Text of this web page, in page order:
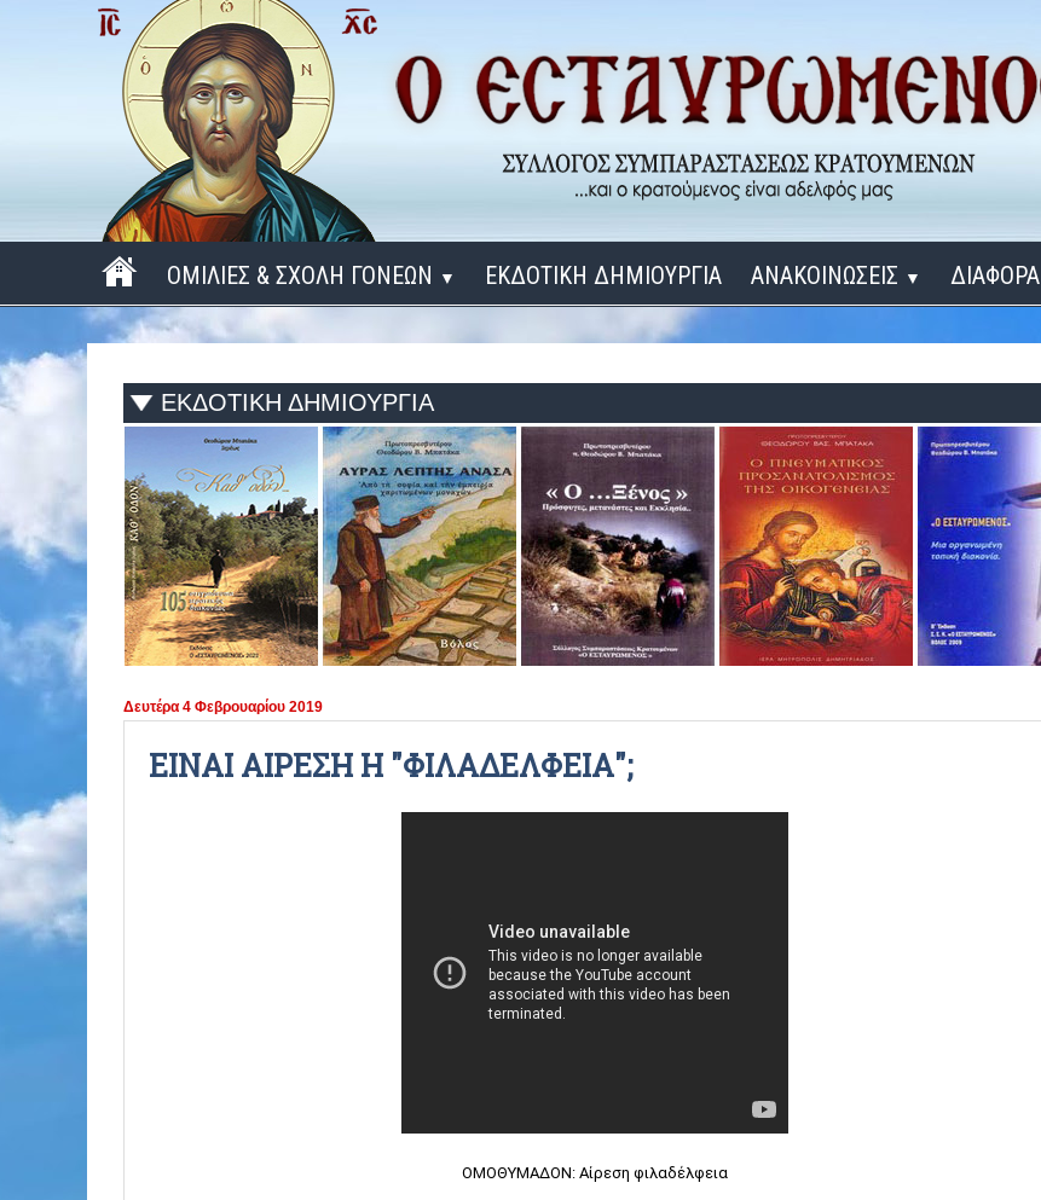
ΟΜΙΛΙΕΣ & ΣΧΟΛΗ ΓΟΝΕΩΝ ▼
ΠΕΡΙΟΔΟΣ 2025 - 2026
ΠΕΡΙΟΔΟΣ 2024 - 2025
ΠΕΡΙΟΔΟΣ 2023 - 2024
ΠΕΡΙΟΔΟΣ 2022 - 2023
ΠΕΡΙΟΔΟΣ 2021 - 2022
ΠΕΡΙΟΔΟΣ 2020 - 2021
ΕΚΔΟΤΙΚΗ ΔΗΜΙΟΥΡΓΙΑ ΑΝΑΚΟΙΝΩΣΕΙΣ ▼
ΔΙΔΑΞΟΝ ΜΕ, ΚΥΡΙΕ
ΓΙΑ ΤΟΥΣ ΜΙΚΡΟΥΣ ΜΑΣ ΦΙΛΟΥΣ
ΡΑΔΙΟΦΩΝΙΚΕΣ ΕΚΠΟΜΠΕΣ
ΒΙΝΤΕΟ
ΔΙΑΦΟΡΑ
ΕΚΔΟΤΙΚΗ ΔΗΜΙΟΥΡΓΙΑ
Δευτέρα 4 Φεβρουαρίου 2019
ΕΙΝΑΙ ΑΙΡΕΣΗ Η "ΦΙΛΑΔΕΛΦΕΙΑ";
ΟΜΟΘΥΜΑΔΟΝ: Αίρεση φιλαδέλφεια